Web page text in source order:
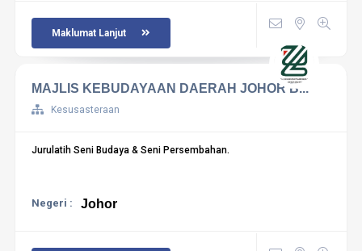
Maklumat Lanjut
MAJLIS KEBUDAYAAN DAERAH JOHOR B...
Kesusasteraan
Jurulatih Seni Budaya & Seni Persembahan.
Negeri : Johor